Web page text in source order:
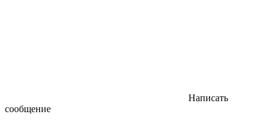
Написать
сообщение